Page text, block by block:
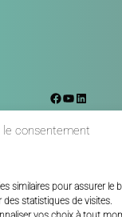
le consentement
similaires pour assurer
des statistiques de visites.
Facebook YouTube LinkedIn